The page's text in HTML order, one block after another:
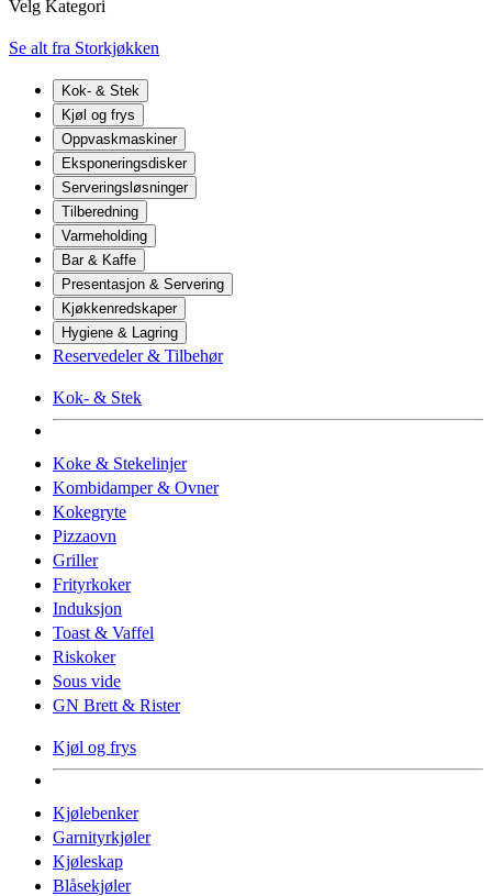
Velg Kategori
Se alt fra Storkjøkken
Kok- & Stek
Kjøl og frys
Oppvaskmaskiner
Eksponeringsdisker
Serveringsløsninger
Tilberedning
Varmeholding
Bar & Kaffe
Presentasjon & Servering
Kjøkkenredskaper
Hygiene & Lagring
Reservedeler & Tilbehør
Kok- & Stek
Koke & Stekelinjer
Kombidamper & Ovner
Kokegryte
Pizzaovn
Griller
Frityrkoker
Induksjon
Toast & Vaffel
Riskoker
Sous vide
GN Brett & Rister
Kjøl og frys
Kjølebenker
Garnityrkjøler
Kjøleskap
Blåsekjøler